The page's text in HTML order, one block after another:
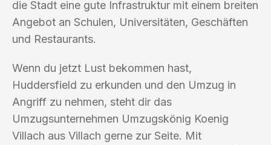
die Stadt eine gute Infrastruktur mit einem breiten
Angebot an Schulen, Universitäten, Geschäften
und Restaurants.
Wenn du jetzt Lust bekommen hast,
Huddersfield zu erkunden und den Umzug in
Angriff zu nehmen, steht dir das
Umzugsunternehmen Umzugskönig Koenig
Villach aus Villach gerne zur Seite. Mit